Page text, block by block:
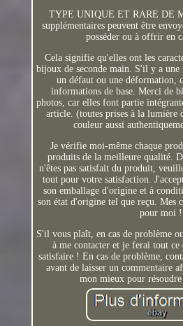
TYPE UNIQUE ET RARE DE
supplémentaires peuvent être
posséder ou à offrir en
Cela signifie qu'elles ont les
bijoux de seconde main. S'il y a une
un défaut ou une déformation,
informations de base. Merci de
photos, car elles font partie
article. (toutes prises à la
couleur aussi
Je vérifie moi-même chaque
produits de la meilleure qualité.
n'êtes pas satisfait du produit,
tout pour votre satisfaction.
son emballage d'origine et à
son état d'origine tel que reçu. Mes
pour moi !
S'il vous plaît, en cas de problème
à me contacter et je ferai tout
satisfaire ! En cas de problème,
avant de laisser un commentaire
mon mieux pour